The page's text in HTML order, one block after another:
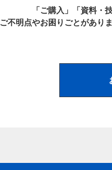
「ご購入」「資料・
ご不明点やお困りごとがあり